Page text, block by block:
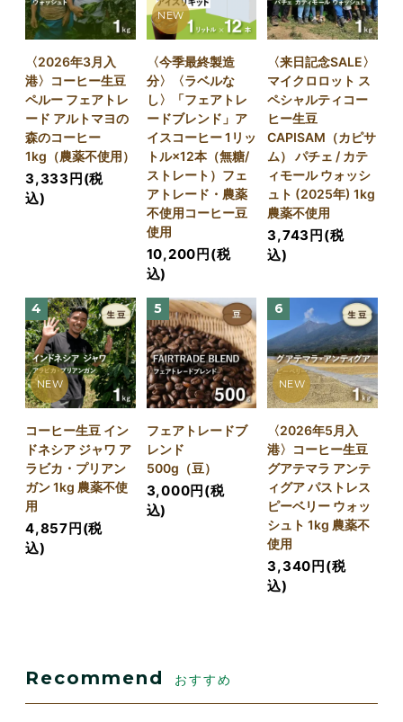
〈2026年3月入
港〉コーヒー生豆
ペルー フェアトレ
ード アルトマヨの
森のコーヒー
1kg（農薬不使用）
3,333円(税
込)
NEW
〈今季最終製造
分〉〈ラベルな
し〉「フェアトレ
ードブレンド」ア
イスコーヒー 1リッ
トル×12本（無糖/
ストレート）フェ
アトレード・農薬
不使用コーヒー豆
使用
10,200円(税
込)
〈来日記念SALE〉
マイクロロット ス
ペシャルティコー
ヒー生豆
CAPISAM（カピサ
ム） パチェ / カテ
ィモール ウォッシ
ュト (2025年) 1kg
農薬不使用
3,743円(税
込)
4
NEW
コーヒー生豆 イン
ドネシア ジャワ ア
ラビカ・プリアン
ガン 1kg 農薬不使
用
4,857円(税
込)
5
フェアトレードブ
レンド
500g（豆）
3,000円(税
込)
6
NEW
〈2026年5月入
港〉コーヒー生豆
グアテマラ アンテ
ィグア パストレス
ピーベリー ウォッ
シュト 1kg 農薬不
使用
3,340円(税
込)
Recommend おすすめ